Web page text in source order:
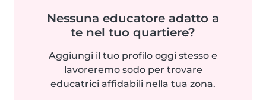
Nessuna educatore adatto a
te nel tuo quartiere?
Aggiungi il tuo profilo oggi stesso e
lavoreremo sodo per trovare
educatrici affidabili nella tua zona.